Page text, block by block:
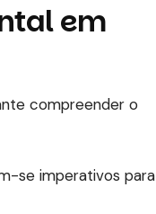
em
compreender o
se imperativos para